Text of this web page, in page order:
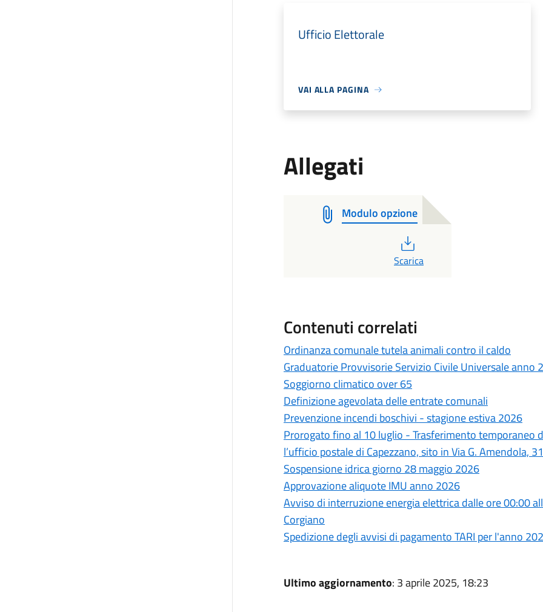
Ufficio Elettorale
VAI ALLA PAGINA
Allegati
Modulo opzione
Scarica
Contenuti correlati
Ordinanza comunale tutela animali contro il caldo
Graduatorie Provvisorie Servizio Civile Universale anno
Soggiorno climatico over 65
Definizione agevolata delle entrate comunali
Prevenzione incendi boschivi - stagione estiva 2026
Prorogato fino al 10 luglio - Trasferimento temporaneo
l’ufficio postale di Capezzano, sito in Via G. Amendola, 31
Sospensione idrica giorno 28 maggio 2026
Approvazione aliquote IMU anno 2026
Avviso di interruzione energia elettrica dalle ore 00:00
Corgiano
Spedizione degli avvisi di pagamento TARI per l'anno
Ultimo aggiornamento: 3 aprile 2025, 18:23